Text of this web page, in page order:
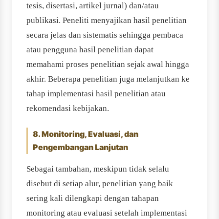
tesis, disertasi, artikel jurnal) dan/atau
publikasi. Peneliti menyajikan hasil penelitian
secara jelas dan sistematis sehingga pembaca
atau pengguna hasil penelitian dapat
memahami proses penelitian sejak awal hingga
akhir. Beberapa penelitian juga melanjutkan ke
tahap implementasi hasil penelitian atau
rekomendasi kebijakan.
8. Monitoring, Evaluasi, dan
Pengembangan Lanjutan
Sebagai tambahan, meskipun tidak selalu
disebut di setiap alur, penelitian yang baik
sering kali dilengkapi dengan tahapan
monitoring atau evaluasi setelah implementasi